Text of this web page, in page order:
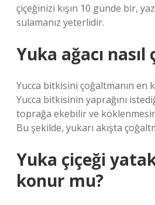
çiçeğinizi kışın 10 günde bir,
sulamanız yeterlidir.
Yuka ağacı nasıl
Yucca bitkisini çoğaltmanın en
Yucca bitkisinin yaprağını
toprağa ekebilir ve
Bu şekilde, yukarı akışta
Yuka çiçeği
konur mu?